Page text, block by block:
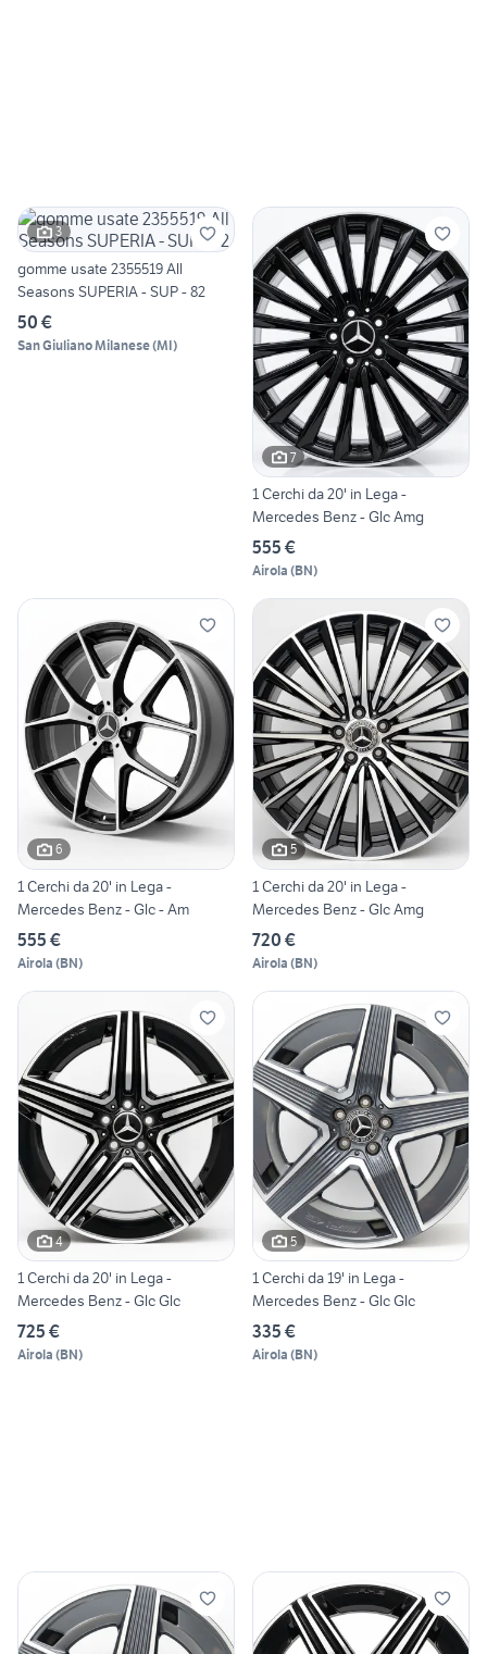
3
gomme usate 2355519 All
Seasons SUPERIA - SUP - 82
50 €
San Giuliano Milanese(MI)
7
1 Cerchi da 20' in Lega -
Mercedes Benz - Glc Amg
555 €
Airola (BN)
6
1 Cerchi da 20' in Lega -
Mercedes Benz - Glc - Am
555 €
Airola (BN)
5
1 Cerchi da 20' in Lega -
Mercedes Benz - Glc Amg
720 €
Airola (BN)
4
1 Cerchi da 20' in Lega -
Mercedes Benz - Glc Glc
725 €
Airola (BN)
5
1 Cerchi da 19' in Lega -
Mercedes Benz - Glc Glc
335 €
Airola (BN)